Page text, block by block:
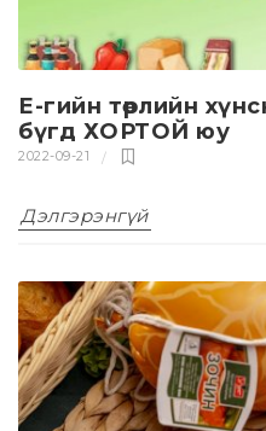
Е-гийн төрлийн
бүгд ХОРТОЙ юу
2022-09-21
Дэлгэрэнгүй